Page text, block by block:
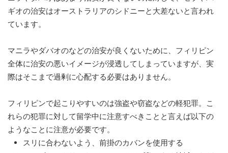
ギオの治安はオーストラリアのシドニーと大差ないと言われ
ています。
マニラやダバオのなどの治安が良くないために、フィリピン
全体に治安の悪いイメージが浸透してしまっていますが、実
際はそこまで過剰に心配する必要はありません。
フィリピンで起こりやすいのは強盗や窃盗などの軽犯罪。こ
れらの犯罪に対して留学中に注意すべきことと言えば以下の
ようなことに注意が必要です。
スリに合わないよう、前掛のカバンを使用する